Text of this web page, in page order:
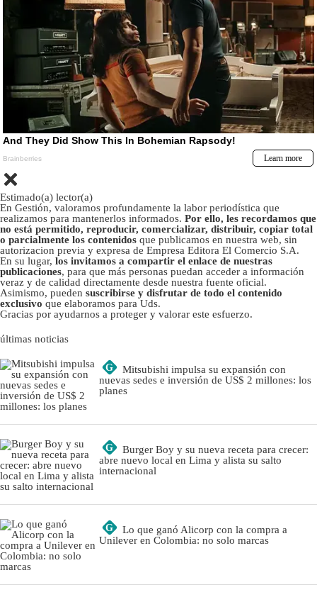
Estimado(a) lector(a)
En Gestión, valoramos profundamente la labor periodística que
realizamos para mantenerlos informados. Por ello, les recordamos que
no está permitido, reproducir, comercializar, distribuir, copiar total
o parcialmente los contenidos que publicamos en nuestra web, sin
autorizacion previa y expresa de Empresa Editora El Comercio S.A.
En su lugar, los invitamos a compartir el enlace de nuestras
publicaciones, para que más personas puedan acceder a información
veraz y de calidad directamente desde nuestra fuente oficial.
Asimismo, pueden suscribirse y disfrutar de todo el contenido
exclusivo que elaboramos para Uds.
Gracias por ayudarnos a proteger y valorar este esfuerzo.
últimas noticias
G
Mitsubishi impulsa su expansión con
nuevas sedes e inversión de US$ 2 millones: los
planes
G
Burger Boy y su nueva receta para crecer:
abre nuevo local en Lima y alista su salto
internacional
G
Lo que ganó Alicorp con la compra a
Unilever en Colombia: no solo marcas